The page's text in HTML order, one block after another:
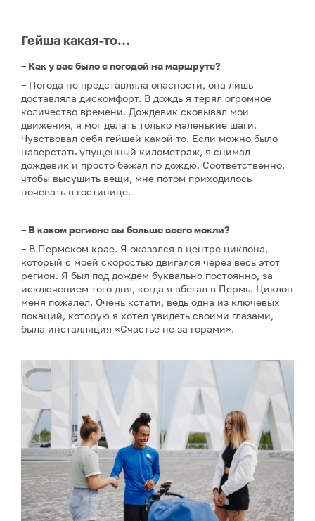
Гейша какая-то…
– Как у вас было с погодой на маршруте?
– Погода не представляла опасности, она лишь
доставляла дискомфорт. В дождь я терял огромное
количество времени. Дождевик сковывал мои
движения, я мог делать только маленькие шаги.
Чувствовал себя гейшей какой-то. Если можно было
наверстать упущенный километраж, я снимал
дождевик и просто бежал по дождю. Соответственно,
чтобы высушить вещи, мне потом приходилось
ночевать в гостинице.
– В каком регионе вы больше всего мокли?
– В Пермском крае. Я оказался в центре циклона,
который с моей скоростью двигался через весь этот
регион. Я был под дождем буквально постоянно, за
исключением того дня, когда я вбегал в Пермь. Циклон
меня пожалел. Очень кстати, ведь одна из ключевых
локаций, которую я хотел увидеть своими глазами,
была инсталляция «Счастье не за горами».